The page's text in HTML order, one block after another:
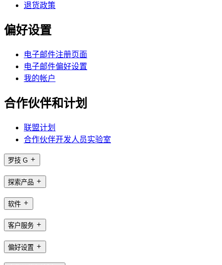
退货政策
偏好设置
电子邮件注册页面
电子邮件偏好设置
我的帐户
合作伙伴和计划
联盟计划
合作伙伴开发人员实验室
罗技 G
探索产品
软件
客户服务
偏好设置